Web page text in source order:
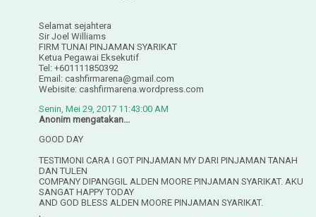
Selamat sejahtera
Sir Joel Williams
FIRM TUNAI PINJAMAN SYARIKAT
Ketua Pegawai Eksekutif
Tel: +601111850392
Email: cashfirmarena@gmail.com
Webisite: cashfirmarena.wordpress.com
Senin, Mei 29, 2017 11:43:00 AM
Anonim mengatakan...
GOOD DAY
TESTIMONI CARA I GOT PINJAMAN MY DARI PINJAMAN TANAH
DAN TULEN
COMPANY DIPANGGIL ALDEN MOORE PINJAMAN SYARIKAT. AKU
SANGAT HAPPY TODAY
AND GOD BLESS ALDEN MOORE PINJAMAN SYARIKAT.